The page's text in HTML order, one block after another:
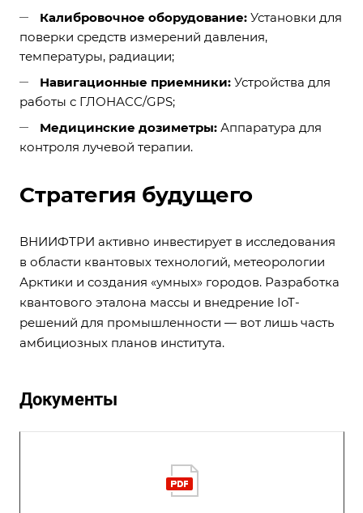
Калибровочное оборудование: Установки для
поверки средств измерений давления,
температуры, радиации;
Навигационные приемники: Устройства для
работы с ГЛОНАСС/GPS;
Медицинские дозиметры: Аппаратура для
контроля лучевой терапии.
Стратегия будущего
ВНИИФТРИ активно инвестирует в исследования
в области квантовых технологий, метеорологии
Арктики и создания «умных» городов. Разработка
квантового эталона массы и внедрение IoT-
решений для промышленности — вот лишь часть
амбициозных планов института.
Документы